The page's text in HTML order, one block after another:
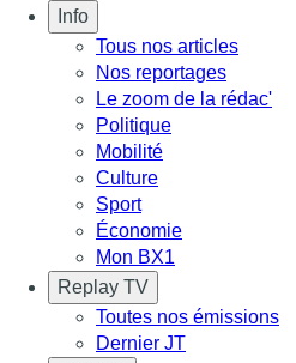
Info
Tous nos articles
Nos reportages
Le zoom de la rédac'
Politique
Mobilité
Culture
Sport
Économie
Mon BX1
Replay TV
Toutes nos émissions
Dernier JT